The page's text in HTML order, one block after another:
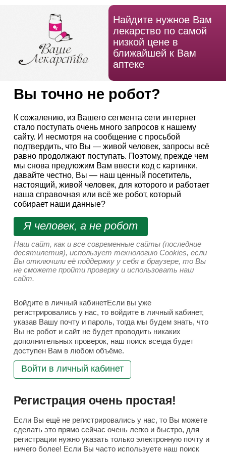
Найдите нужное Вам
лекарство по самой
низкой цене в
ближайшей к Вам
аптеке
Вы точно не робот?
К сожалению, из Вашего сегмента сети интернет
стало поступать очень много запросов к нашему
сайту. И несмотря на сообщение с просьбой
подтвердить, что Вы — живой человек, запросы всё
равно продолжают поступать. Поэтому, прежде чем
мы снова предложим Вам ввести код с картинки,
давайте честно, Вы — наш ценный посетитель,
настоящий, живой человек, для которого и работает
наша справочная или всё же робот, который
собирает наши данные?
Я человек, а не робот
Наш сайт, как и все современные сайты (последние
десятилетия), использует технологию Cookies, если
Вы отключили её поддержку у себя в браузере, то Вы
не сможете пройти проверку и использовать наш
сайт.
Войдите в личный кабинетЕсли вы уже
регистрировались у нас, то войдите в личный кабинет,
указав Вашу почту и пароль, тогда мы будем знать, что
Вы не робот и сайт не будет проводить никаких
дополнительных проверок, наш поиск всегда будет
доступен Вам в любом объёме.
Войти в личный кабинет
Регистрация очень простая!
Если Вы ещё не регистрировались у нас, то Вы можете
сделать это прямо сейчас очень легко и быстро, для
регистрации нужно указать только электронную почту и
ничего более! Если Вы часто используете наш поиск